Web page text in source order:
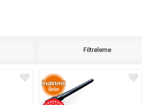
Filtreleme